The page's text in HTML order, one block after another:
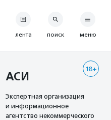
лента поиск меню
18+
АСИ
Экспертная организация
и информационное
агентство некоммерческого